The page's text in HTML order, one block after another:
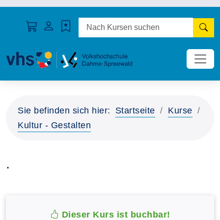
Sie befinden sich hier: Startseite
Kurse
Kultur - Gestalten
.
Dieser Kurs ist buchbar!